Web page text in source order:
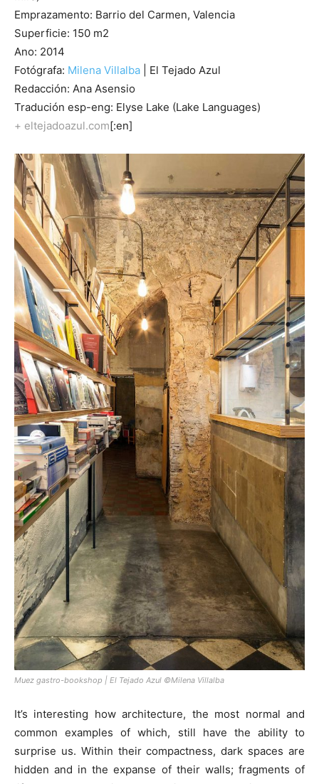
Emprazamento: Barrio del Carmen, Valencia
Superficie: 150 m2
Ano: 2014
Fotógrafa: Milena Villalba
| El Tejado Azul
Redacción: Ana Asensio
Tradución esp-eng: Elyse Lake (Lake Languages)
+ eltejadoazul.com[:en]
Muez gastro-bookshop | El Tejado Azul ©Milena Villalba
It’s interesting how architecture, the most normal and
common examples of which, still have the ability to
surprise us. Within their compactness, dark spaces are
hidden and in the expanse of their walls; fragments of